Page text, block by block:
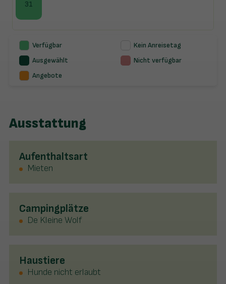
31
Verfügbar
Kein Anreisetag
Ausgewählt
Nicht verfügbar
Angebote
Ausstattung
Aufenthaltsart
Mieten
Campingplätze
De Kleine Wolf
Haustiere
Hunde nicht erlaubt